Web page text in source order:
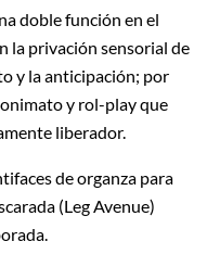
doble función en el
la privación sensorial de
y la anticipación; por
y rol-play que
liberador.
de organza para
(Leg Avenue)